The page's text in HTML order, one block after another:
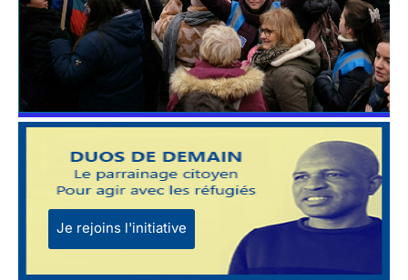
Je rejoins l'initiative